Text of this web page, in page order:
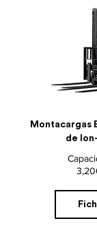
Montacargas
de